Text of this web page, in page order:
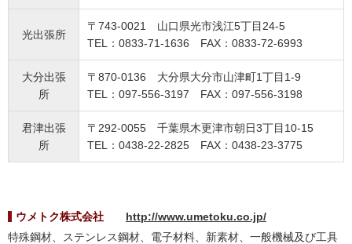
光出張所
〒743-0021 山口県光市浅江5丁目24-5
TEL：0833-71-1636 FAX：0833-72-6993
大分出張
所
〒870-0136 大分県大分市山津町1丁目1-9
TEL：097-556-3197 FAX：097-556-3198
君津出張
所
〒292-0055 千葉県木更津市朝日3丁目10-15
TEL：0438-22-2825 FAX：0438-23-3775
ウメトク株式会社 http://www.umetoku.co.jp/
特殊鋼材、ステンレス鋼材、電子材料、新素材、一般機械及び工具